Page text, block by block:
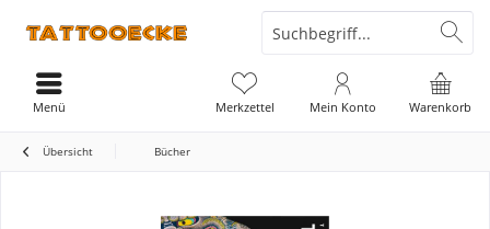
Warenkorb
Merkzettel Mein Konto
Menü
Übersicht Bücher